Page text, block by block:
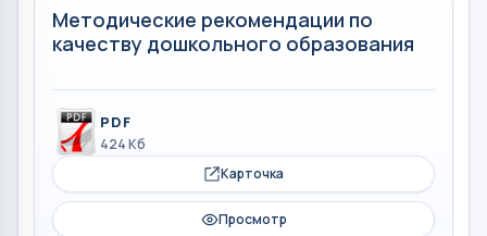
Методические рекомендации по
качеству дошкольного образования
PDF
424 Кб
Карточка
Просмотр